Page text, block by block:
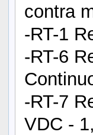
contra
-RT-1
-RT-6
-RT-7
VDC -